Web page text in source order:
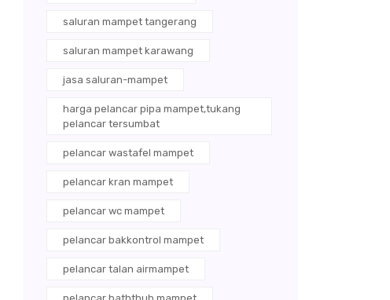
saluran mampet tangerang
saluran mampet karawang
jasa saluran-mampet
harga pelancar pipa mampet,tukang
pelancar tersumbat
pelancar wastafel mampet
pelancar kran mampet
pelancar wc mampet
pelancar bakkontrol mampet
pelancar talan airmampet